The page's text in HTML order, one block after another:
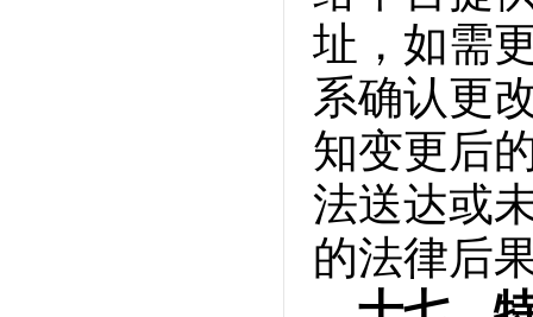
址，如需
系确认更
知变更后
法送达或
的法律后